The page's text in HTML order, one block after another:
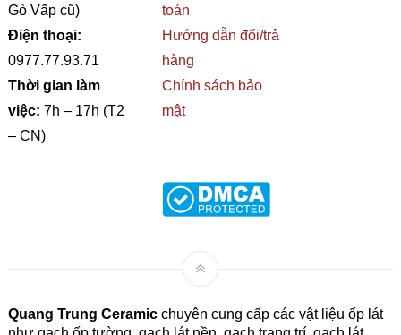
Gò Vấp cũ)
Điện thoại:
0977.77.93.71
Thời gian làm
việc: 7h – 17h (T2
– CN)
toán
Hướng dẫn đổi/trả
hàng
Chính sách bảo
mật
Quang Trung Ceramicchuyên cung cấp các vật liệu ốp lát